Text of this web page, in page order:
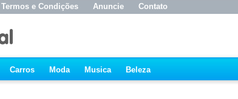
Termos e Condições Anuncie Contato
Carros Moda Musica Beleza